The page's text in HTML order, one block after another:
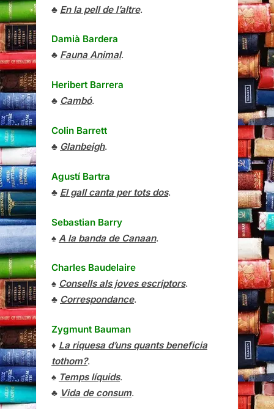
♣ En la pell de l’altre.
Damià Bardera
♣ Fauna Animal.
Heribert Barrera
♣ Cambó.
Colin Barrett
♣ Glanbeigh.
Agustí Bartra
♣ El gall canta per tots dos.
Sebastian Barry
♠ A la banda de Canaan.
Charles Baudelaire
♠ Consells als joves escriptors.
♣ Correspondance.
Zygmunt Bauman
♦ La riquesa d’uns quants beneficia
tothom?.
♠ Temps líquids.
♣ Vida de consum.